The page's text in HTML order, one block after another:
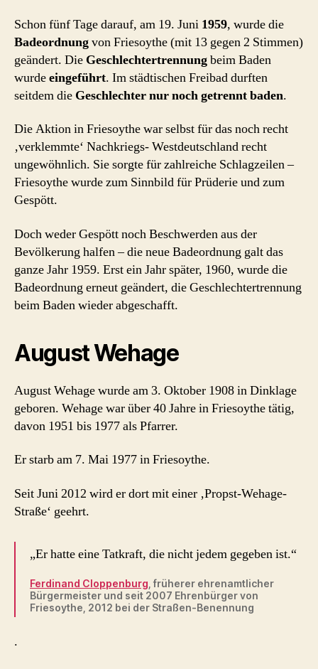
Schon fünf Tage darauf, am 19. Juni 1959, wurde die
Badeordnungvon Friesoythe (mit 13 gegen 2 Stimmen)
geändert. Die Geschlechtertrennungbeim Baden
wurdeeingeführt. Im städtischen Freibad durften
seitdem die Geschlechter nur noch getrennt baden.
Die Aktion in Friesoythe war selbst für das noch recht
‚verklemmte‘ Nachkriegs- Westdeutschland recht
ungewöhnlich. Sie sorgte für zahlreiche Schlagzeilen –
Friesoythe wurde zum Sinnbild für Prüderie und zum
Gespött.
Doch weder Gespött noch Beschwerden aus der
Bevölkerung halfen – die neue Badeordnung galt das
ganze Jahr 1959. Erst ein Jahr später, 1960, wurde die
Badeordnung erneut geändert, die Geschlechtertrennung
beim Baden wieder abgeschafft.
August Wehage
August Wehage wurde am 3. Oktober 1908 in Dinklage
geboren. Wehage war über 40 Jahre in Friesoythe tätig,
davon 1951 bis 1977 als Pfarrer.
Er starb am 7. Mai 1977 in Friesoythe.
Seit Juni 2012 wird er dort mit einer ‚Propst-Wehage-
Straße‘ geehrt.
„Er hatte eine Tatkraft, die nicht jedem gegeben ist.“
Ferdinand Cloppenburg , früherer ehrenamtlicher
Bürgermeister und seit 2007 Ehrenbürger von
Friesoythe, 2012 bei der Straßen-Benennung
.